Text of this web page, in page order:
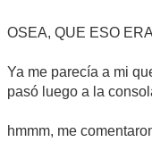
OSEA, QUE ESO
Ya me parecía a mi
pasó luego a la
hmmm, me